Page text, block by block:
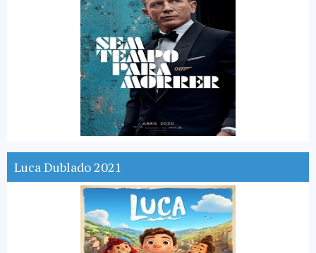
Luca Dublado 2021